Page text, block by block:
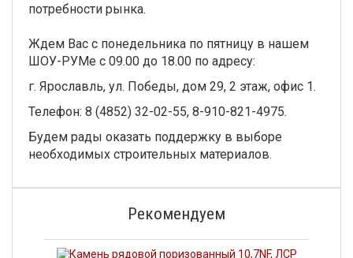
потребности рынка.
Ждем Вас с понедельника по пятницу в нашем
ШОУ-РУМе с 09.00 до 18.00 по адресу:
г. Ярославль, ул. Победы, дом 29, 2 этаж, офис 1.
Телефон: 8 (4852) 32-02-55, 8-910-821-4975.
Будем рады оказать поддержку в выборе
необходимых строительных материалов.
Рекомендуем